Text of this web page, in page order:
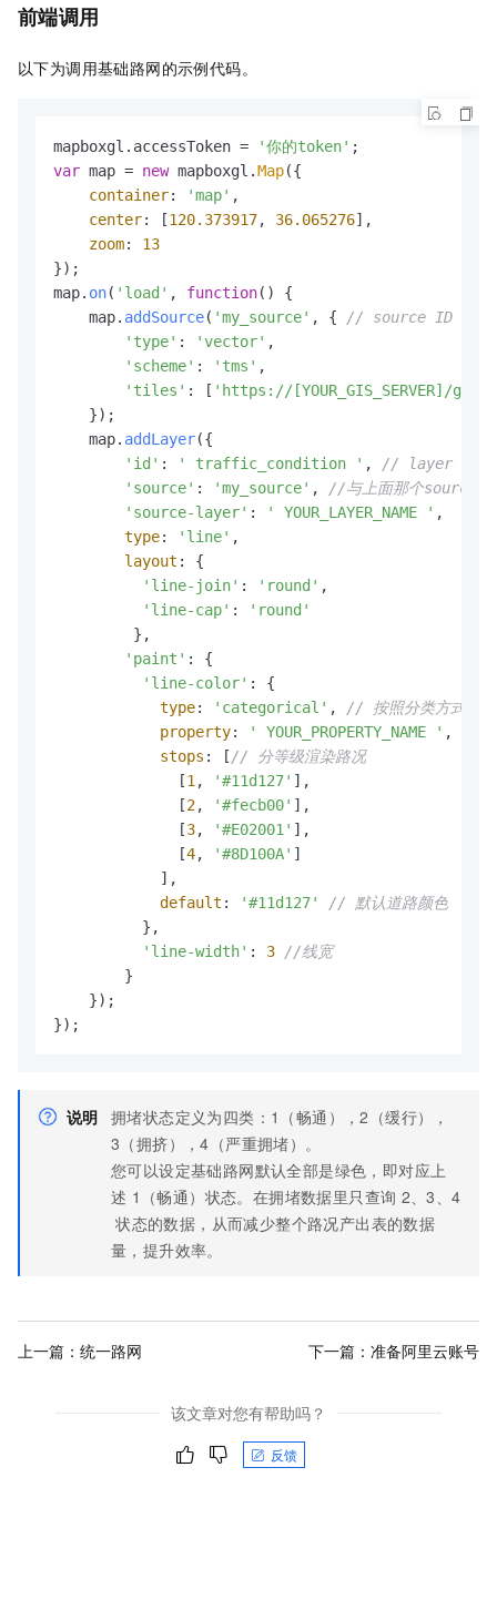
前端调用
以下为调用基础路网的示例代码。
mapboxgl. accessToken = '你的token'
var map = new mapboxgl.Map({
container: 'map' ,
center: [120.373917, 36.065276],
zoom: 13
});
map. on( 'load' , function( ) {
    map.
addSource( 'my_source' , {
// source ID
'type' : 'vector' ,
'scheme' : 'tms' ,
'tiles' : [ 'https://[YOUR_GIS_SERVER]/
    });
    map.
addLayer({
'id' : ' traffic_condition ' ,
// layer id
'source' : 'my_source' ,
//与上面那个source保
'source-layer' : ' YOUR_LAYER_NAME ' ,
type: 'line' ,
layout : {
'line-join' : 'round' ,
'line-cap' :
'round'
         },
'paint' : {
'line-color' : {
type: 'categorical' ,
// 按照分类方式渲染
property: ' YOUR_PROPERTY_NAME ' ,
stops : [ // 分等级渲染路况
              [
1 , '#11d127' ],
              [
2, '#fecb00' ],
              [
3, '#E02001' ],
              [
4, '#8D100A' ]
            ],
default : '#11d127'
// 默认道路颜色
          },
'line-width' : 3
//线宽
        }
    });
});
说明 拥堵状态定义为四类：1（畅通），2（缓行），
3（拥挤），4（严重拥堵）。
您可以设定基础路网默认全部是绿色，即对应上
述 1（畅通）状态。在拥堵数据里只查询 2、3、4
状态的数据，从而减少整个路况产出表的数据
量，提升效率。
上一篇： 统一路网 下一篇： 准备阿里云账号
该文章对您有帮助吗？
反馈